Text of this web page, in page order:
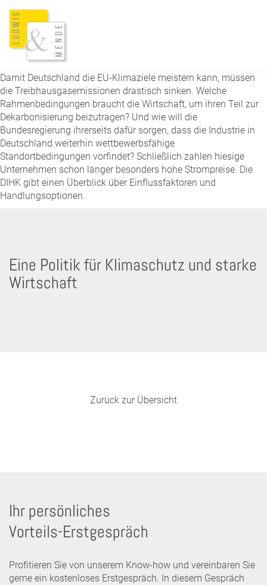
Damit Deutschland die EU-Klimaziele meistern kann, müssen
die Treibhausgasemissionen drastisch sinken. Welche
Rahmenbedingungen braucht die Wirtschaft, um ihren Teil zur
Dekarbonisierung beizutragen? Und wie will die
Bundesregierung ihrerseits dafür sorgen, dass die Industrie in
Deutschland weiterhin wettbewerbsfähige
Standortbedingungen vorfindet? Schließlich zahlen hiesige
Unternehmen schon länger besonders hohe Strompreise. Die
DIHK gibt einen Überblick über Einflussfaktoren und
Handlungsoptionen.
Eine Politik für Klimaschutz und starke
Wirtschaft
Zurück zur Übersicht
Ihr persönliches
Vorteils-Erstgespräch
Profitieren Sie von unserem Know-how und vereinbaren Sie
gerne ein kostenloses Erstgespräch. In diesem Gespräch